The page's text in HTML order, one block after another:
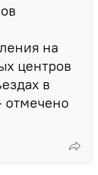
на
центров
в
отмечено